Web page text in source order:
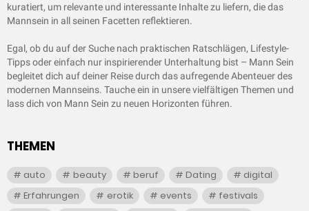
kuratiert, um relevante und interessante Inhalte zu liefern, die das
Mannsein in all seinen Facetten reflektieren.
Egal, ob du auf der Suche nach praktischen Ratschlägen, Lifestyle-
Tipps oder einfach nur inspirierender Unterhaltung bist – Mann Sein
begleitet dich auf deiner Reise durch das aufregende Abenteuer des
modernen Mannseins. Tauche ein in unsere vielfältigen Themen und
lass dich von Mann Sein zu neuen Horizonten führen.
THEMEN
auto beauty beruf Dating
digital
Erfahrungen
erotik events
festivals